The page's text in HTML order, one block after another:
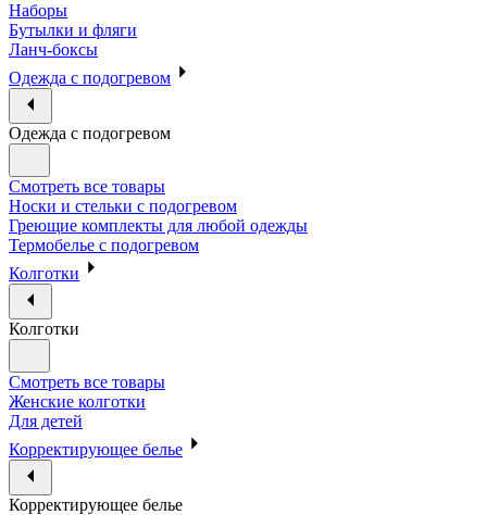
Наборы
Бутылки и фляги
Ланч-боксы
Одежда с подогревом
Одежда с подогревом
Смотреть все товары
Носки и стельки с подогревом
Греющие комплекты для любой одежды
Термобелье с подогревом
Колготки
Колготки
Смотреть все товары
Женские колготки
Для детей
Корректирующее белье
Корректирующее белье